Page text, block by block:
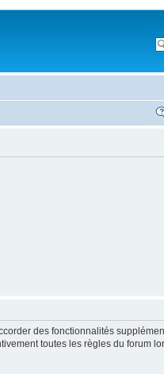
des fonctionnalités
toutes les règles du forum